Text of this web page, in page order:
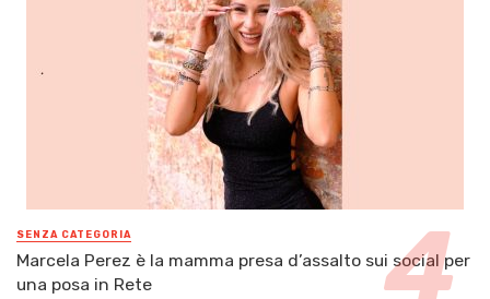
SENZA CATEGORIA
Marcela Perez è la mamma presa d’assalto sui social per
una posa in Rete